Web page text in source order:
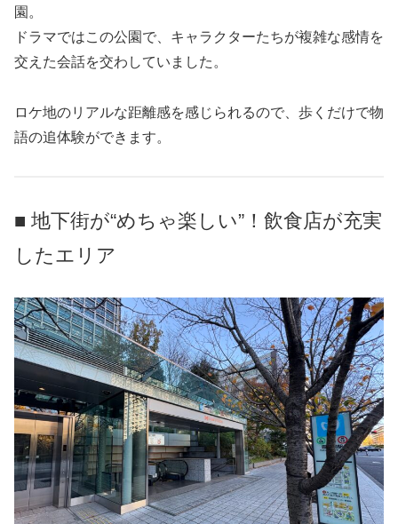
園。
ドラマではこの公園で、キャラクターたちが複雑な感情を
交えた会話を交わしていました。
ロケ地のリアルな距離感を感じられるので、歩くだけで物
語の追体験ができます。
■ 地下街が“めちゃ楽しい”！飲食店が充実
したエリア